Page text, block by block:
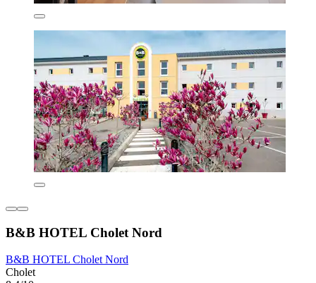
B&B HOTEL Cholet Nord
B&B HOTEL Cholet Nord
Cholet